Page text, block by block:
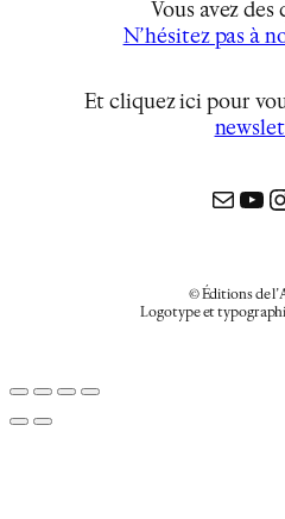
Vous avez des
N’hésitez pas à
Et cliquez ici pour
Mail
© Éditions de
Logotype et